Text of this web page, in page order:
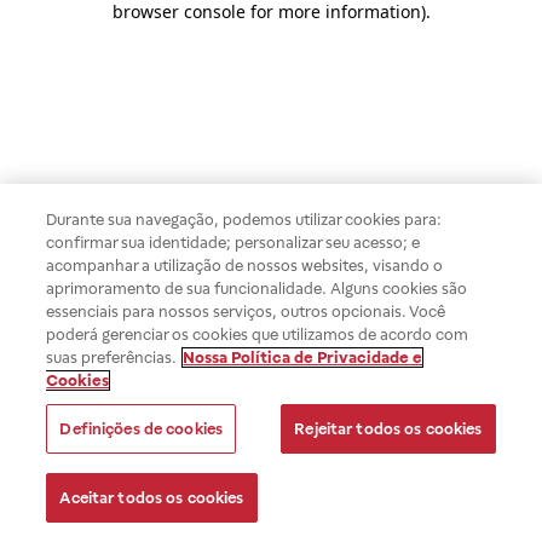
browser console for more information).
Durante sua navegação, podemos utilizar cookies para:
confirmar sua identidade; personalizar seu acesso; e
acompanhar a utilização de nossos websites, visando o
aprimoramento de sua funcionalidade. Alguns cookies são
essenciais para nossos serviços, outros opcionais. Você
poderá gerenciar os cookies que utilizamos de acordo com
suas preferências. Nossa Política de Privacidade e
Cookies
Definições de cookies Rejeitar todos os cookies
Aceitar todos os cookies